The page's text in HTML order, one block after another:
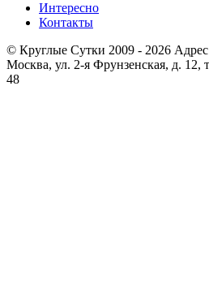
Интересно
Контакты
© Круглые Сутки 2009 - 2026 Адрес
Москва, ул. 2-я Фрунзенская, д. 12,
48